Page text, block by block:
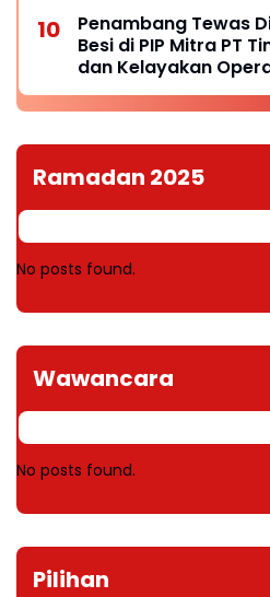
Penambang Tewas
Besi di PIP Mitra PT
dan Kelayakan
Ramadan 2025
No posts found.
Wawancara
No posts found.
Pilihan